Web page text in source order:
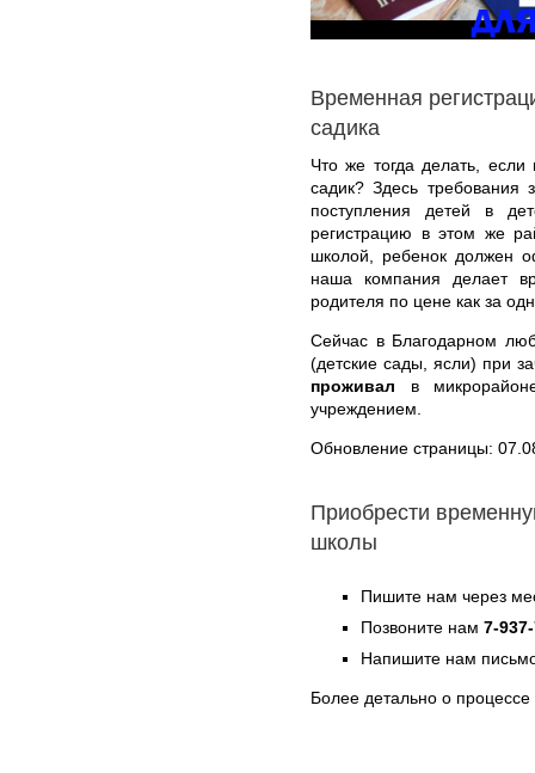
Временная
садика
Что же тогда делать, если
садик? Здесь требования
поступления детей в
регистрацию в этом же
школой, ребенок должен
наша компания делает
родителя по цене как за
Сейчас в Благодарном
(детские сады, ясли) при
проживал в
учреждением.
Обновление страницы:
Приобрести
школы
Пишите нам через
Позвоните нам 7-
Напишите нам
Более детально о